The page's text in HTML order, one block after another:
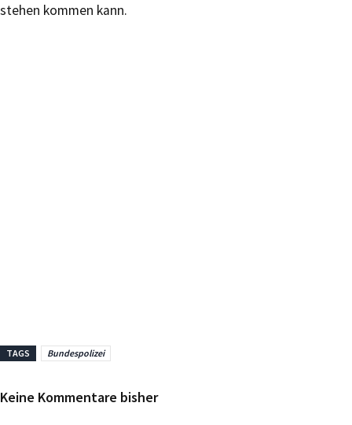
stehen kommen kann.
TAGS Bundespolizei
Keine Kommentare bisher